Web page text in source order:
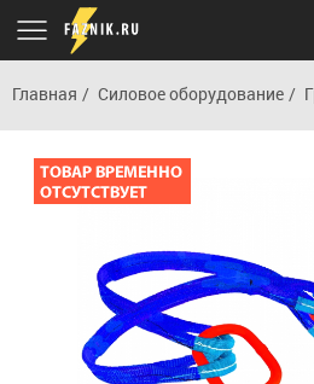
Главная Силовое оборудование